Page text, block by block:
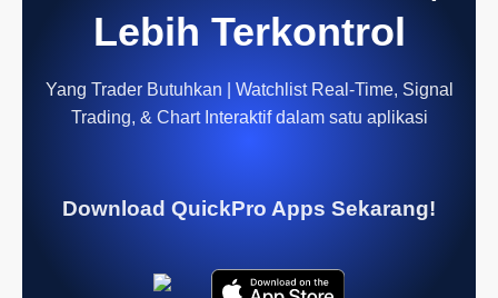
Lebih Terkontrol
Yang Trader Butuhkan | Watchlist Real-Time, Signal
Trading, & Chart Interaktif dalam satu aplikasi
Download QuickPro Apps Sekarang!